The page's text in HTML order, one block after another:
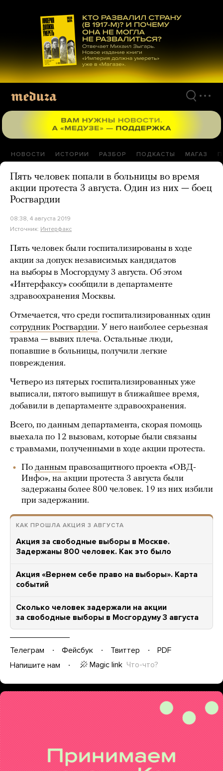
материалам
НОВОСТИ ИСТОРИИ РАЗБОР ПОДКАСТЫ МАГАЗ
Пять человек попали в больницы во время
акции протеста 3 августа. Один из них — боец
Росгвардии
08:38, 4 августа 2019
Источник: Интерфакс
Пять человек были госпитализированы в ходе
акции за допуск независимых кандидатов
на выборы в Мосгордуму 3 августа. Об этом
«Интерфаксу» сообщили в департаменте
здравоохранения Москвы.
Отмечается, что среди госпитализированных один
сотрудник Росгвардии. У него наиболее серьезная
травма — вывих плеча. Остальные люди,
попавшие в больницы, получили легкие
повреждения.
Четверо из пятерых госпитализированных уже
выписали, пятого выпишут в ближайшее время,
добавили в департаменте здравоохранения.
Всего, по данным департамента, скорая помощь
выехала по 12 вызовам, которые были связаны
с травмами, полученными в ходе акции протеста.
По данным правозащитного проекта «ОВД-
Инфо», на акции протеста 3 августа были
задержаны более 800 человек. 19 из них избили
при задержании.
КАК ПРОШЛА АКЦИЯ 3 АВГУСТА
Акция за свободные выборы в Москве.
Задержаны 800 человек. Как это было
Акция «Вернем себе право на выборы». Карта
событий
Сколько человек задержали на акции
за свободные выборы в Мосгордуму 3 августа
Телеграм Фейсбук Твиттер
PDF
Напишите нам
Magic link Что-что?